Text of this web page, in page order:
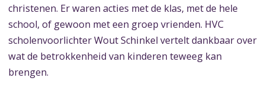
christenen. Er waren acties met de klas, met de hele
school, of gewoon met een groep vrienden. HVC
scholenvoorlichter Wout Schinkel vertelt dankbaar over
wat de betrokkenheid van kinderen teweeg kan
brengen.